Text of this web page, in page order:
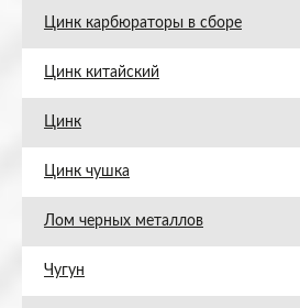
Цинк карбюраторы в сборе
Цинк китайский
Цинк
Цинк чушка
Лом черных металлов
Чугун